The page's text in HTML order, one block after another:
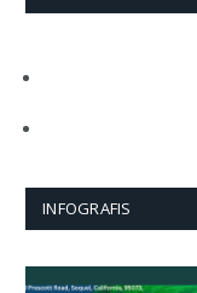
INFOGRAFIS